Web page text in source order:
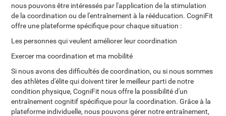
nous pouvons être intéressés par l'application de la stimulation
de la coordination ou de l'entraînement à la rééducation. CogniFit
offre une plateforme spécifique pour chaque situation :
Les personnes qui veulent améliorer leur coordination
Exercer ma coordination et ma mobilité
Si nous avons des difficultés de coordination, ou si nous sommes
des athlètes d'élite qui doivent tirer le meilleur parti de notre
condition physique, CogniFit nous offre la possibilité d'un
entraînement cognitif spécifique pour la coordination. Grâce à la
plateforme individuelle, nous pouvons gérer notre entraînement,